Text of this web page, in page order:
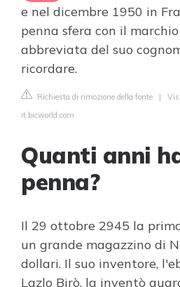
e nel dicembre 1950 in
penna sfera con il marchio
abbreviata del suo
ricordare.
Richiesta di rimozione della fonte |
it.bicworld.com
Quanti anni
penna?
Il 29 ottobre 2945 la
un grande magazzino di
dollari. Il suo inventore,
Lazlo Birò, la inventò